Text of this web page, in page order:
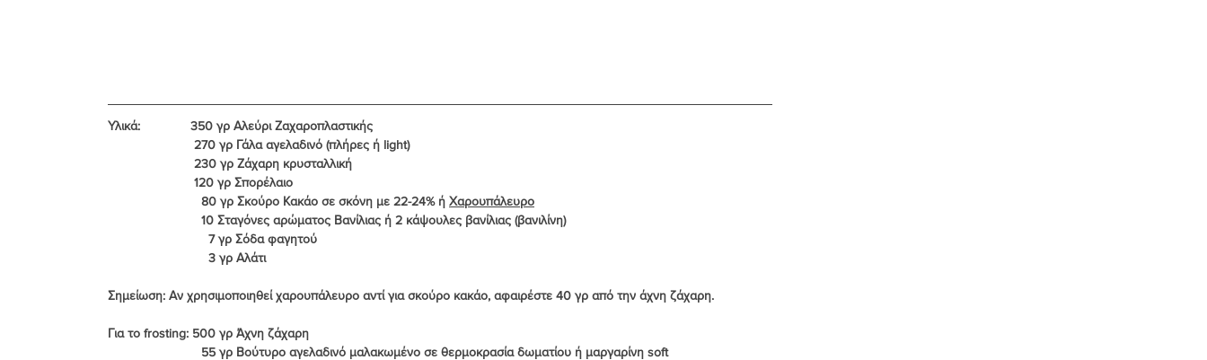
Υλικά:              350 γρ Αλεύρι Ζαχαροπλαστικής
                        270 γρ Γάλα αγελαδινό (πλήρες ή light)
                        230 γρ Ζάχαρη κρυσταλλική
                        120 γρ Σπορέλαιο
                          80 γρ Σκούρο Κακάο σε σκόνη με 22-24% ή
Χαρουπάλευρο
                          10 Σταγόνες αρώματος Βανίλιας ή 2 κάψουλες βανίλιας (βανιλίνη)
                            7 γρ Σόδα φαγητού
                            3 γρ Αλάτι
Σημείωση: Αν χρησιμοποιηθεί χαρουπάλευρο αντί για σκούρο κακάο, αφαιρέστε 40 γρ από την άχνη ζάχαρη.
Για το frosting: 500 γρ Άχνη ζάχαρη
                          55 γρ Βούτυρο αγελαδινό μαλακωμένο σε θερμοκρασία δωματίου ή μαργαρίνη soft